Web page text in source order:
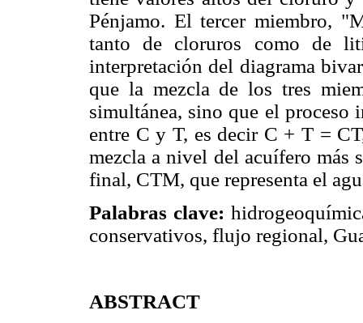
Pénjamo. El tercer miembro,
tanto de cloruros como de
interpretación del diagrama
que la mezcla de los tres
simultánea, sino que el proceso
entre C y T, es decir C + T =
mezcla a nivel del acuífero más
final, CTM, que representa el
Palabras clave:
conservativos, flujo regional,
ABSTRACT